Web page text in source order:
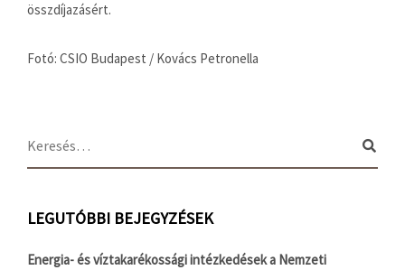
összdíjazásért.
Fotó: CSIO Budapest / Kovács Petronella
LEGUTÓBBI BEJEGYZÉSEK
Energia- és víztakarékossági intézkedések a Nemzeti